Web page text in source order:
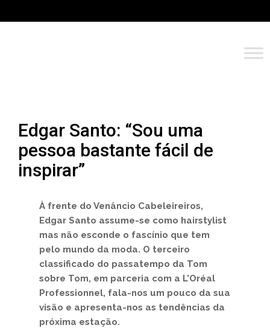
Edgar Santo: “Sou uma
pessoa bastante fácil de
inspirar”
À frente do Venâncio Cabeleireiros,
Edgar Santo assume-se como hairstylist
mas não esconde o fascínio que tem
pelo mundo da moda. O terceiro
classificado do passatempo da Tom
sobre Tom, em parceria com a L’Oréal
Professionnel, fala-nos um pouco da sua
visão e apresenta-nos as tendências da
próxima estação.